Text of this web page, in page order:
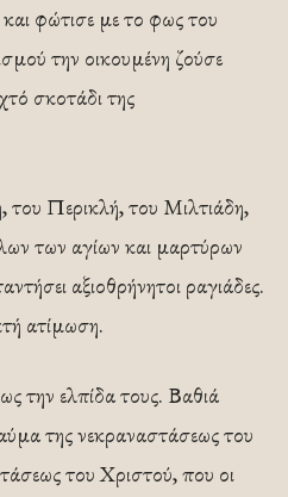
φώτισε με το φως του
την οικουμένη ζούσε
σκοτάδι της
Περικλή, του Μιλτιάδη,
των αγίων και μαρτύρων
αξιοθρήνητοι ραγιάδες.
ατίμωση.
την ελπίδα τους. Βαθιά
της νεκραναστάσεως του
του Χριστού, που οι